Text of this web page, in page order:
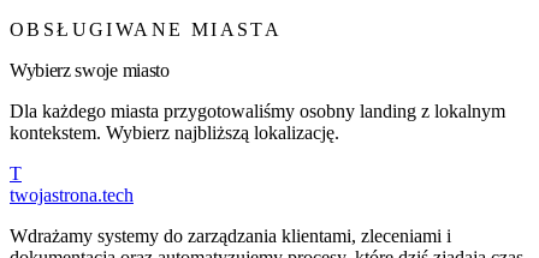
OBSŁUGIWANE MIASTA
Wybierz swoje miasto
Dla każdego miasta przygotowaliśmy osobny landing z lokalnym
kontekstem. Wybierz najbliższą lokalizację.
T
twojastrona.tech
Wdrażamy systemy do zarządzania klientami, zleceniami i